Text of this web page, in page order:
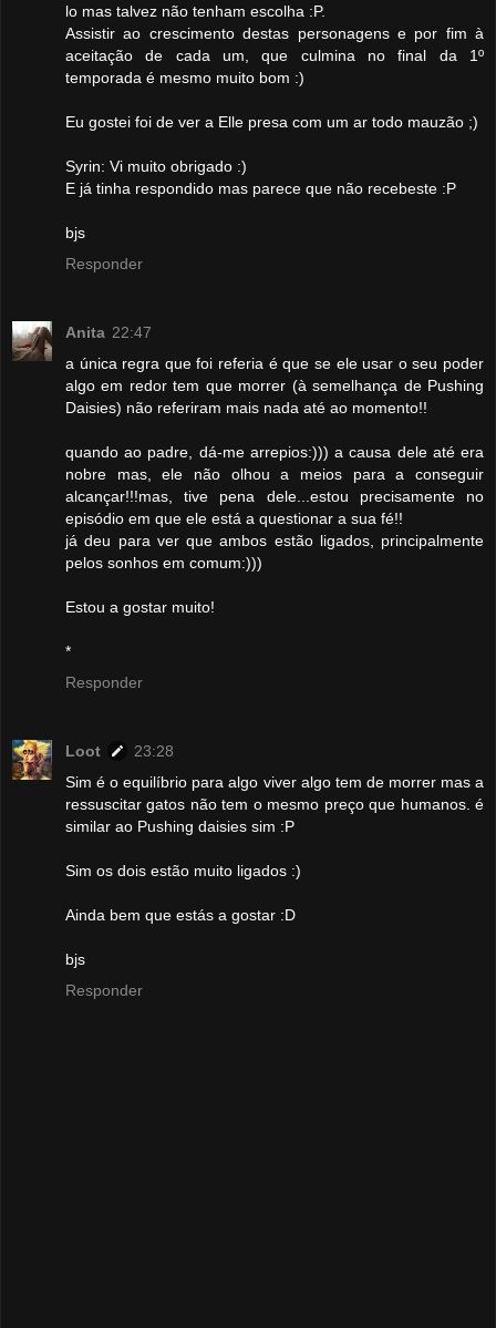
lo mas talvez não tenham escolha :P.
Assistir ao crescimento destas personagens e por fim à
aceitação de cada um, que culmina no final da 1º
temporada é mesmo muito bom :)
Eu gostei foi de ver a Elle presa com um ar todo mauzão ;)
Syrin: Vi muito obrigado :)
E já tinha respondido mas parece que não recebeste :P
bjs
Responder
Anita 22:47
a única regra que foi referia é que se ele usar o seu poder
algo em redor tem que morrer (à semelhança de Pushing
Daisies) não referiram mais nada até ao momento!!
quando ao padre, dá-me arrepios:))) a causa dele até era
nobre mas, ele não olhou a meios para a conseguir
alcançar!!!mas, tive pena dele...estou precisamente no
episódio em que ele está a questionar a sua fé!!
já deu para ver que ambos estão ligados, principalmente
pelos sonhos em comum:)))
Estou a gostar muito!
*
Responder
Loot
23:28
Sim é o equilíbrio para algo viver algo tem de morrer mas a
ressuscitar gatos não tem o mesmo preço que humanos. é
similar ao Pushing daisies sim :P
Sim os dois estão muito ligados :)
Ainda bem que estás a gostar :D
bjs
Responder